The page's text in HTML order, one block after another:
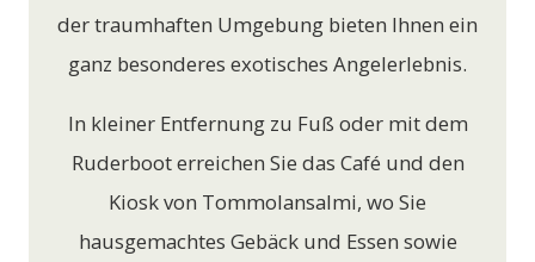
der traumhaften Umgebung bieten Ihnen ein
ganz besonderes exotisches Angelerlebnis.
In kleiner Entfernung zu Fuß oder mit dem
Ruderboot erreichen Sie das Café und den
Kiosk von Tommolansalmi, wo Sie
hausgemachtes Gebäck und Essen sowie